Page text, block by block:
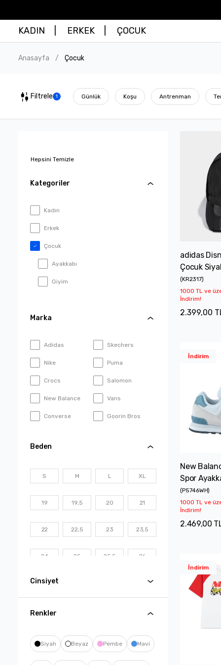
KADIN ERKEK ÇOCUK
Anasayfa / Çocuk
Filtrele 1 Günlük Koşu Antrenman
Hepsini Temizle
Kategoriler
Kadın
Erkek
Çocuk
Ayakkabı
Giyim
Marka
Adidas Skechers
Nike Puma
Crocs Salomon
New Balance Vans
Converse Goorin Bros
Beden
S M L XL
19 19,5 20 21
22 22,5 23 23,5
24 25 25,5 26
26,5
28,5
30,5 31 31,5 32
32,5 33 33,5 34
Cinsiyet
Renkler
Siyah Beyaz Pembe Mavi
adidas
Çocuk
(KR2317)
1000 TL ve
İndirim!
2.399,00
İndirim
New
Spor
(P5746WH)
1000 TL ve
İndirim!
2.469,00
İndirim